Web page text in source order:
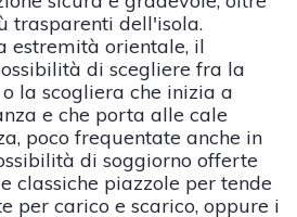
trasparenti dell'isola.
estremità orientale, il
di scegliere fra la
la scogliera che inizia a
e che porta alle cale
poco frequentate anche in
di soggiorno offerte
classiche piazzole per tende
per carico e scarico, oppure i